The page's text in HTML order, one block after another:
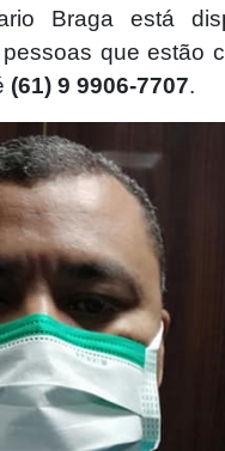
Braga está
que estão
(61) 9 9906-7707.